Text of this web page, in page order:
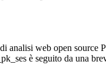
analisi web open
è seguito da una